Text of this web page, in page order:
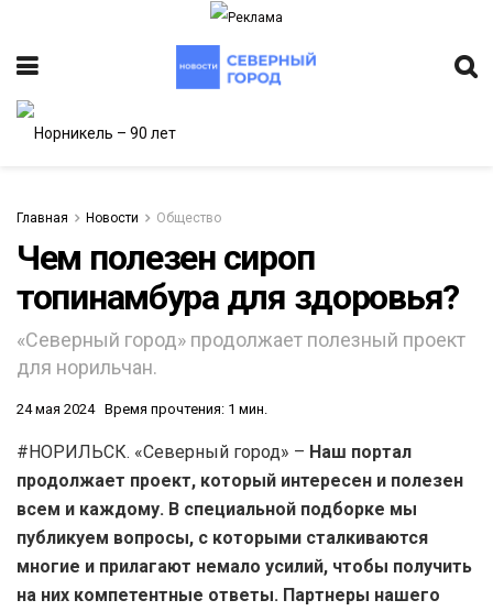
Главная Новости Общество
Чем полезен сироп
топинамбура для здоровья?
«Северный город» продолжает полезный проект
для норильчан.
24 мая 2024 Время прочтения: 1 мин.
#НОРИЛЬСК. «Северный город» – Наш портал
продолжает проект, который интересен и полезен
всем и каждому. В специальной подборке мы
публикуем вопросы, с которыми сталкиваются
многие и прилагают немало усилий, чтобы получить
на них компетентные ответы. Партнеры нашего